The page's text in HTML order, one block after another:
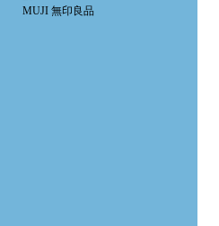
MUJI 無印良品